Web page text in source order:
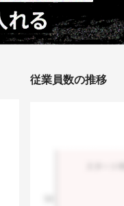
従業員数の推移